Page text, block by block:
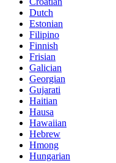
Dutch
Estonian
Filipino
Finnish
Frisian
Galician
Georgian
Gujarati
Haitian
Hausa
Hawaiian
Hebrew
Hmong
Hungarian